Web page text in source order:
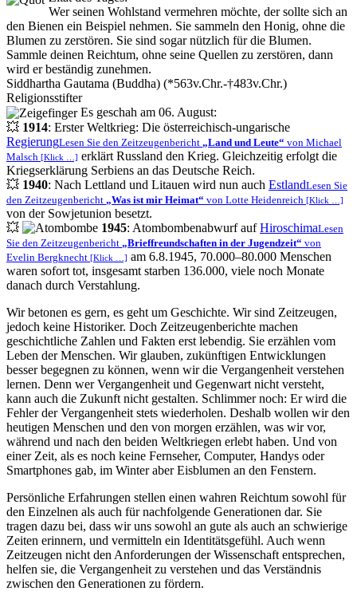
Wer seinen Wohlstand vermehren möchte, der sollte sich an
den Bienen ein Beispiel nehmen. Sie sammeln den Honig, ohne die
Blumen zu zerstören. Sie sind sogar nützlich für die Blumen.
Sammle deinen Reichtum, ohne seine Quellen zu zerstören, dann
wird er beständig zunehmen.
Siddhartha Gautama (Buddha) (*563v.Chr.-†483v.Chr.)
Religionsstifter
Es geschah am 06. August:
💥 1914: Erster Weltkrieg: Die österreichisch-ungarische
RegierungLesen Sie den Zeitzeugenbericht Land und Leute
von Michael
Malsch [Klick …] erklärt Russland den Krieg. Gleichzeitig erfolgt die
Kriegserklärung Serbiens an das Deutsche Reich.
💥 1940: Nach Lettland und Litauen wird nun auch EstlandLesen Sie
den Zeitzeugenbericht
Was ist mir Heimat von Lotte Heidenreich [Klick …]
von der Sowjetunion besetzt.
💥
1945: Atombombenabwurf aufHiroschimaLesen
Sie den Zeitzeugenbericht
Brieffreundschaften in der Jugendzeit
von
Evelin Bergknecht [Klick …] am 6.8.1945, 70.000–80.000 Menschen
waren sofort tot, insgesamt starben 136.000, viele noch Monate
danach durch Verstahlung.
Wir betonen es gern, es geht um Geschichte. Wir sind Zeitzeugen,
jedoch keine Historiker. Doch Zeitzeugenberichte machen
geschichtliche Zahlen und Fakten erst lebendig. Sie erzählen vom
Leben der Menschen. Wir glauben, zukünftigen Entwicklungen
besser begegnen zu können, wenn wir die Vergangenheit verstehen
lernen. Denn wer Vergangenheit und Gegenwart nicht versteht,
kann auch die Zukunft nicht gestalten. Schlimmer noch: Er wird die
Fehler der Vergangenheit stets wiederholen. Deshalb wollen wir den
heutigen Menschen und den von morgen erzählen, was wir vor,
während und nach den beiden Weltkriegen erlebt haben. Und von
einer Zeit, als es noch keine Fernseher, Computer, Handys oder
Smartphones gab, im Winter aber Eisblumen an den Fenstern.
Persönliche Erfahrungen stellen einen wahren Reichtum sowohl für
den Einzelnen als auch für nachfolgende Generationen dar. Sie
tragen dazu bei, dass wir uns sowohl an gute als auch an schwierige
Zeiten erinnern, und vermitteln ein Identitätsgefühl. Auch wenn
Zeitzeugen nicht den Anforderungen der Wissenschaft entsprechen,
helfen sie, die Vergangenheit zu verstehen und das Verständnis
zwischen den Generationen zu fördern.